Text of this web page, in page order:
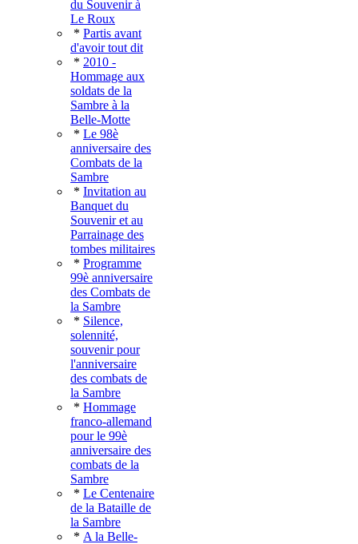
du Souvenir à
Le Roux
* Partis avant
d'avoir tout dit
* 2010 -
Hommage aux
soldats de la
Sambre à la
Belle-Motte
* Le 98è
anniversaire des
Combats de la
Sambre
* Invitation au
Banquet du
Souvenir et au
Parrainage des
tombes militaires
* Programme
99è anniversaire
des Combats de
la Sambre
* Silence,
solennité,
souvenir pour
l'anniversaire
des combats de
la Sambre
* Hommage
franco-allemand
pour le 99è
anniversaire des
combats de la
Sambre
* Le Centenaire
de la Bataille de
la Sambre
* A la Belle-